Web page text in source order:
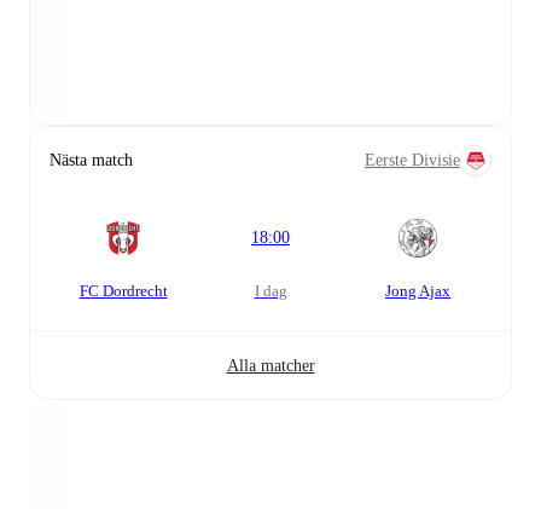
Nästa match Eerste Divisie
FC Dordrecht
18:00
i dag Jong Ajax
Alla matcher